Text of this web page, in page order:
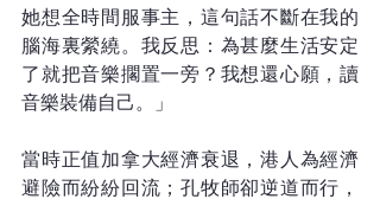
她想全時間服事主，這句話不斷在我的
腦海裏縈繞。我反思：為甚麼生活安定
了就把音樂擱置一旁？我想還心願，讀
音樂裝備自己。」
當時正值加拿大經濟衰退，港人為經濟
避險而紛紛回流；孔牧師卻逆道而行，